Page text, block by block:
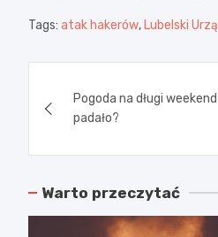
Tags: atak hakerów, Lubelski
wpisuPogoda na długi
padało?
Warto przeczytać